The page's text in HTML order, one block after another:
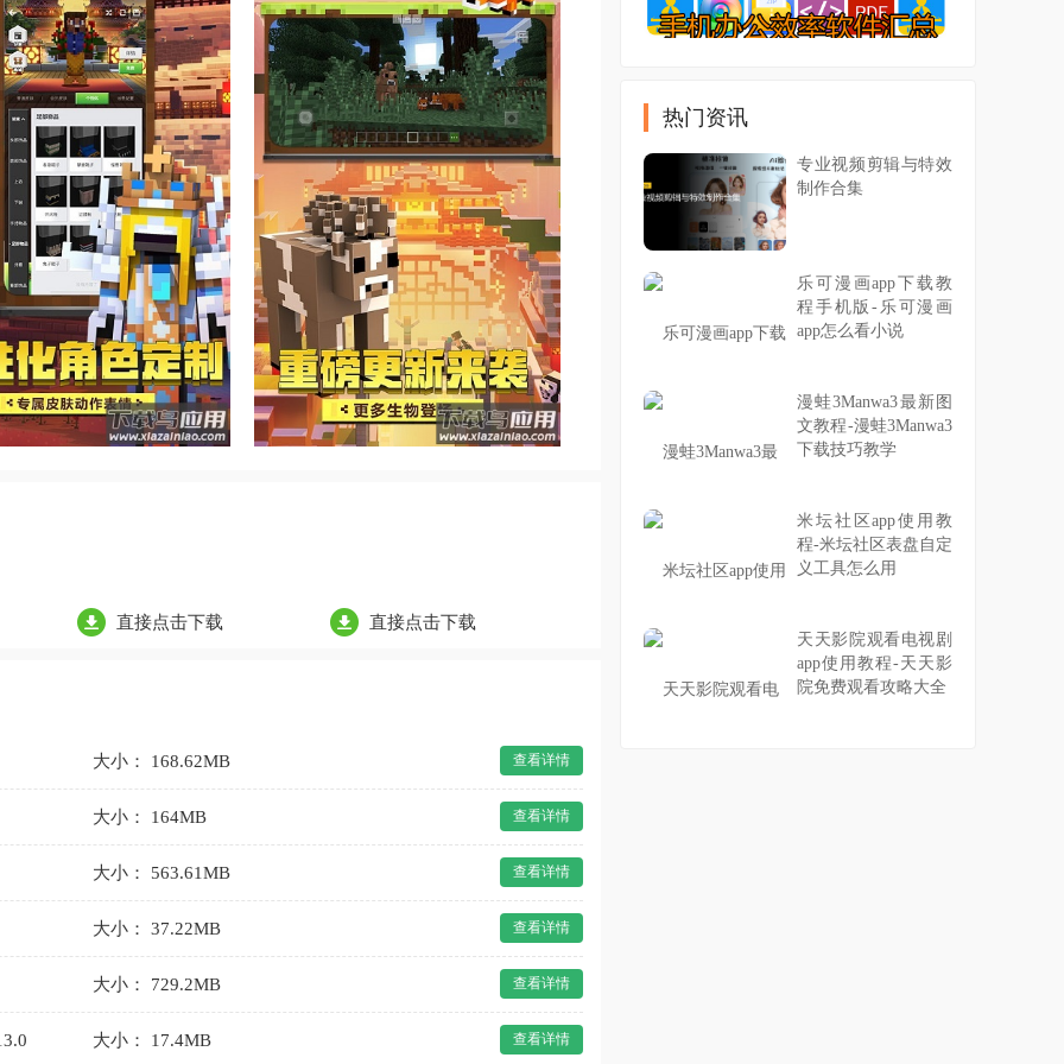
直接点击下载 直接点击下载
大小： 168.62MB 查看详情
大小： 164MB 查看详情
大小： 563.61MB 查看详情
大小： 37.22MB 查看详情
大小： 729.2MB 查看详情
大小： 17.4MB 查看详情
热门资讯
专业视频剪辑与特效
制作合集
乐可漫画app下载教
程手机版-乐可漫画
app怎么看小说
漫蛙3Manwa3最新图
文教程-漫蛙3Manwa3
下载技巧教学
米坛社区app使用教
程-米坛社区表盘自定
义工具怎么用
天天影院观看电视剧
app使用教程-天天影
院免费观看攻略大全